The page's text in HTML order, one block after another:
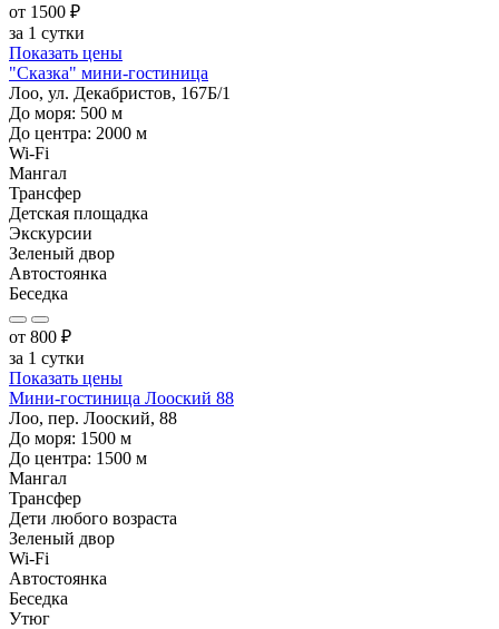
от 1500 ₽
за 1 сутки
Показать цены
"Сказка" мини-гостиница
Лоо, ул. Декабристов, 167Б/1
До моря: 500 м
До центра: 2000 м
Wi-Fi
Мангал
Трансфер
Детская площадка
Экскурсии
Зеленый двор
Автостоянка
Беседка
от 800 ₽
за 1 сутки
Показать цены
Мини-гостиница Лооский 88
Лоо, пер. Лооский, 88
До моря: 1500 м
До центра: 1500 м
Мангал
Трансфер
Дети любого возраста
Зеленый двор
Wi-Fi
Автостоянка
Беседка
Утюг